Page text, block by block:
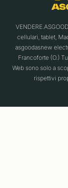
cellulari, tablet,
asgoodasnew
Francoforte (O.)
Web sono solo a
rispettivi